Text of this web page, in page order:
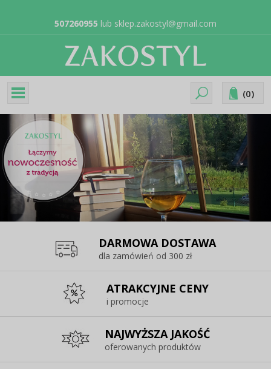
507260955 lub sklep.zakostyl@gmail.com
(0)
DARMOWA DOSTAWA
dla zamówień od 300 zł
ATRAKCYJNE CENY
i promocje
NAJWYŻSZA JAKOŚĆ
oferowanych produktów